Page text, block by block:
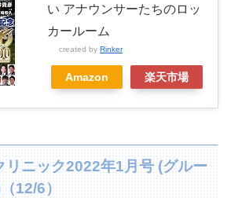
い アナウンサーたちのロッ
カールーム
created by Rinker
Amazon 楽天市場
リニック2022年1月号 (グルー
12/6）